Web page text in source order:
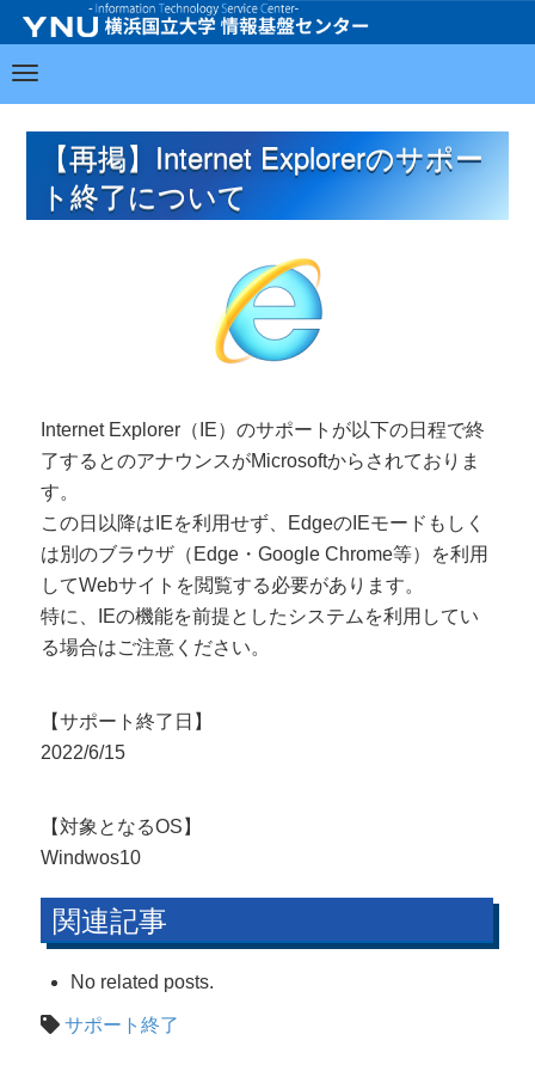
【再掲】Internet Explorerのサポー
ト終了について
Internet Explorer（IE）のサポートが以下の日程で終
了するとのアナウンスがMicrosoftからされておりま
す。
この日以降はIEを利用せず、EdgeのIEモードもしく
は別のブラウザ（Edge・Google Chrome等）を利用
してWebサイトを閲覧する必要があります。
特に、IEの機能を前提としたシステムを利用してい
る場合はご注意ください。
【サポート終了日】
2022/6/15
【対象となるOS】
Windwos10
関連記事
No related posts.
サポート終了